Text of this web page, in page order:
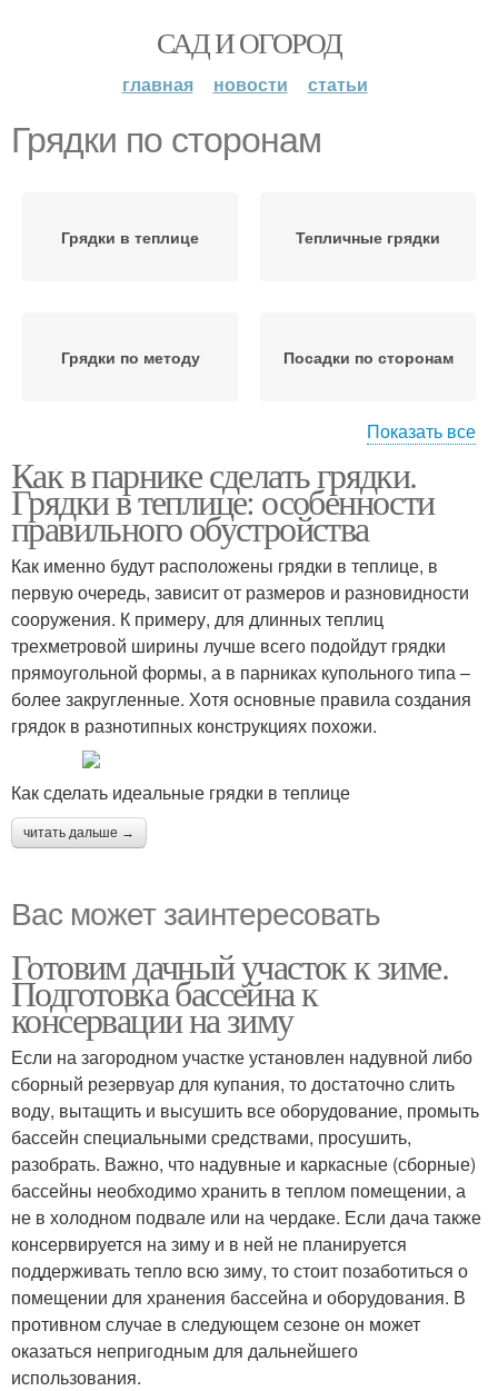
САД И ОГОРОД
главная новости статьи
Грядки по сторонам
Грядки в теплице Тепличные грядки
Грядки по методу Посадки по сторонам
Тёплые грядки Грядки в зависимости
Показать все
Как в парнике сделать грядки.
Грядки в теплице: особенности
правильного обустройства
Как именно будут расположены грядки в теплице, в
первую очередь, зависит от размеров и разновидности
сооружения. К примеру, для длинных теплиц
трехметровой ширины лучше всего подойдут грядки
прямоугольной формы, а в парниках купольного типа –
более закругленные. Хотя основные правила создания
грядок в разнотипных конструкциях похожи.
Как сделать идеальные грядки в теплице
читать дальше →
Вас может заинтересовать
Готовим дачный участок к зиме.
Подготовка бассейна к
консервации на зиму
Если на загородном участке установлен надувной либо
сборный резервуар для купания, то достаточно слить
воду, вытащить и высушить все оборудование, промыть
бассейн специальными средствами, просушить,
разобрать. Важно, что надувные и каркасные (сборные)
бассейны необходимо хранить в теплом помещении, а
не в холодном подвале или на чердаке. Если дача также
консервируется на зиму и в ней не планируется
поддерживать тепло всю зиму, то стоит позаботиться о
помещении для хранения бассейна и оборудования. В
противном случае в следующем сезоне он может
оказаться непригодным для дальнейшего
использования.